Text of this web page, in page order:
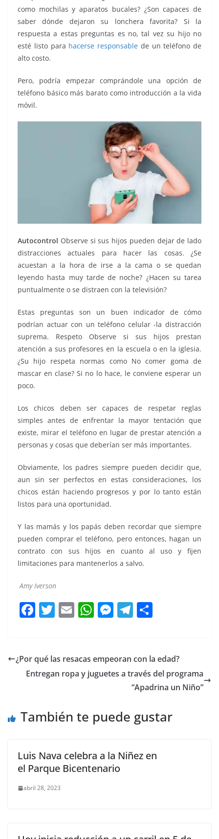
como mochilas y aparatos bucales? ¿Son capaces de
saber dónde dejaron su lonchera favorita? Si la
respuesta a estas preguntas es no, tal vez su hijo no
esté listo para hacerse responsable de un teléfono de
alto costo.
Pero, podría empezar comprándole una opción de
teléfono básico más barato como introducción a la vida
móvil.
Autocontrol Observe si sus hijos pueden dejar de lado
distracciones actuales para hacer las cosas. ¿Se
acuestan a la hora de irse a la cama o se quedan
leyendo hasta muy tarde de noche? ¿Hacen su tarea
puntualmente o se distraen con la televisión?
Estas preguntas son un buen indicador de cómo
podrían actuar con un teléfono celular -la distracción
suprema. Respeto Observe si sus hijos prestan
atención a sus profesores en la escuela o en la iglesia.
¿Su hijo respeta normas como No comer goma de
mascar en clase? Si no lo hace, le conviene esperar un
poco.
Los chicos deben ser capaces de respetar reglas
simples antes de enfrentar la mayor tentación que
existe, mirar el teléfono en lugar de prestar atención a
personas y cosas que deberían ser más importantes.
Obviamente, los padres siempre pueden decidir que,
aun sin ser perfectos en estas consideraciones, los
chicos están haciendo progresos y por lo tanto están
listos para una oportunidad.
Y las mamás y los papás deben recordar que siempre
pueden comprar el teléfono, pero entonces, hagan un
contrato con sus hijos en cuanto al uso y fijen
limitaciones para mantenerlos a salvo.
Amy Iverson
F
e
b
k
T
er
E
l
W
s
A
M
e
n
T
gr
a
m
p
ar
tir
¿Por qué las resacas empeoran con la edad?
Entregan ropa y juguetes a través del programa
“Apadrina un Niño”
También te puede gustar
Luis Nava celebra a la Niñez en
el Parque Bicentenario
abril 28, 2023